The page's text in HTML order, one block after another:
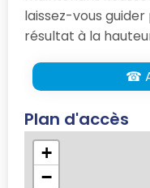
laissez-vous
résultat à la
☎
Plan d'accès
+
−